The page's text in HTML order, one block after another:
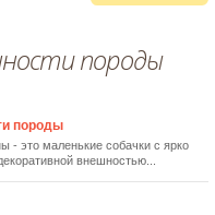
породы
породы
- это маленькие собачки с ярко
внешностью...